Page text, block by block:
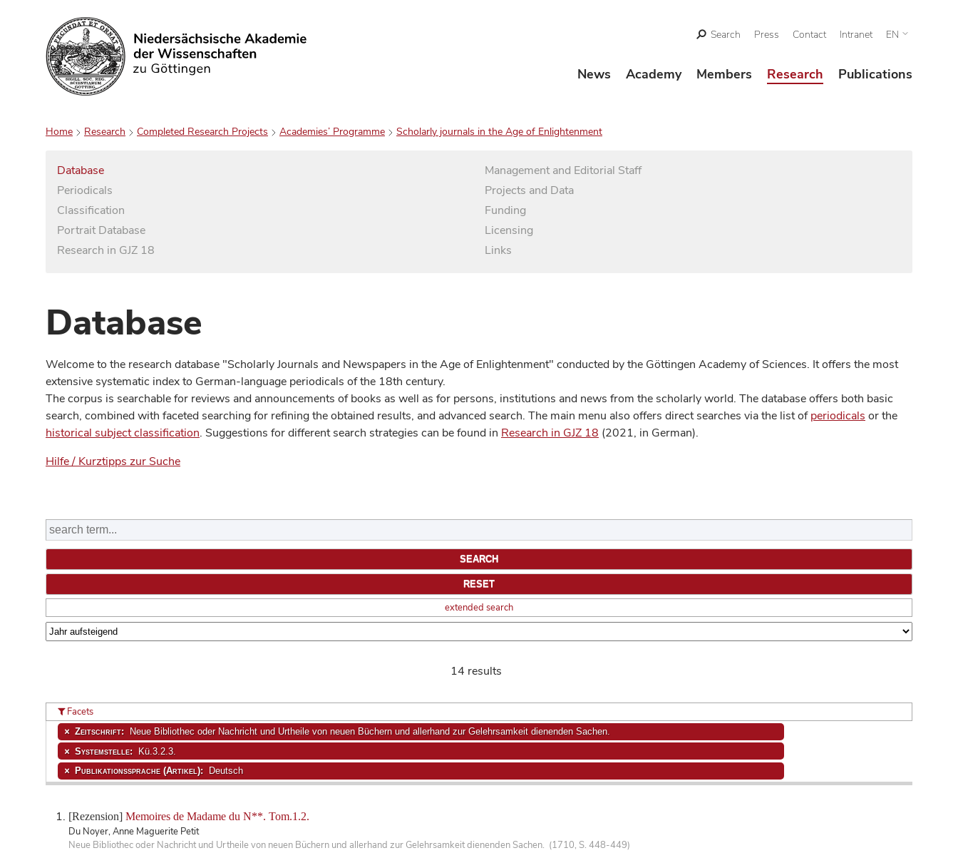
Search
Search Press Contact Intranet EN
News Academy Members Research Publications
Home Research Completed Research Projects Academies’ Programme Scholarly journals in the Age of Enlightenment
Database
Periodicals
Classification
Portrait Database
Research in GJZ 18
Management and Editorial Staff
Projects and Data
Funding
Licensing
Links
Database
Welcome to the research database "Scholarly Journals and Newspapers in the Age of Enlightenment" conducted by the Göttingen Academy of Sciences. It offers the most
extensive systematic index to German-language periodicals of the 18th century.
The corpus is searchable for reviews and announcements of books as well as for persons, institutions and news from the scholarly world. The database offers both basic
search, combined with faceted searching for refining the obtained results, and advanced search. The main menu also offers direct searches via the list ofperiodicals or the
historical subject classification. Suggestions for different search strategies can be found in Research in GJZ 18 (2021, in German).
Hilfe / Kurztipps zur Suche
extended search
14 results
[Rezension] Memoires de Madame du N**. Tom.1.2.
Du Noyer, Anne Maguerite Petit
Neue Bibliothec oder Nachricht und Urtheile von neuen Büchern und allerhand zur Gelehrsamkeit dienenden Sachen. (1710, S. 448-449)
Facets
Zeitschrift: Neue Bibliothec oder Nachricht und Urtheile von neuen Büchern und allerhand zur Gelehrsamkeit dienenden Sachen.
Systemstelle: Kü.3.2.3.
Publikationssprache (Artikel): Deutsch